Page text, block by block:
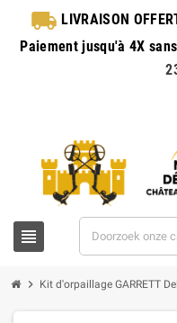
local_shipping LIVRAISON
Paiement jusqu'à
view_headline
chevron_right Kit d'orpaillage GARRETT